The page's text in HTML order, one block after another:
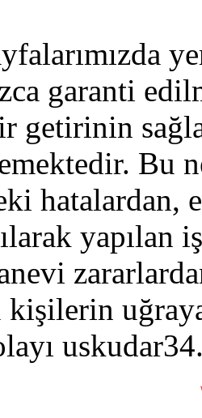
garanti
getirinin
Bu
hatalardan,
yapılan
kişilerin